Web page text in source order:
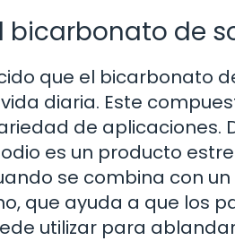
bicarbonato de
que el bicarbonato
diaria. Este
de aplicaciones.
es un producto
se combina con
que ayuda a que los
utilizar para